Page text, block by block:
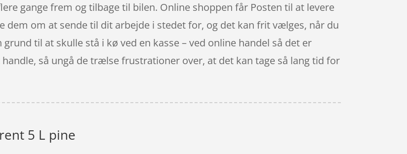
gange frem og tilbage til bilen. Online shoppen får Posten til at levere
dem om at sende til dit arbejde i stedet for, og det kan frit vælges, når du
til at skulle stå i kø ved en kasse – ved online handel så det er
så ungå de trælse frustrationer over, at det kan tage så lang tid for
5 L pine